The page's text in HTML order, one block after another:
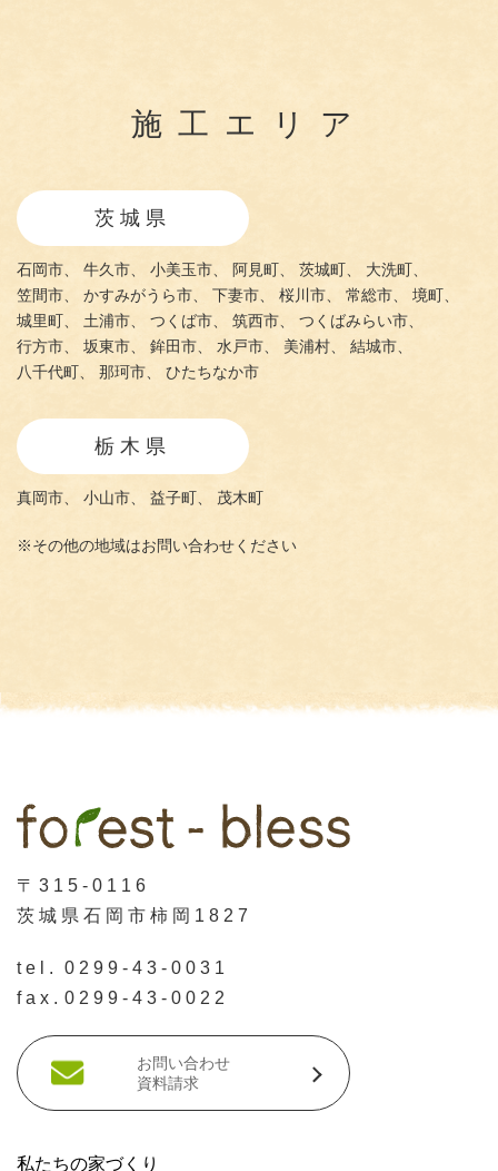
施工エリア
茨城県
石岡市、 牛久市、 小美玉市、 阿見町、 茨城町、
大洗町、
笠間市、
かすみがうら市、 下妻市、 桜川市、 常総市、
境町、
城里町、
土浦市、 つくば市、 筑西市、
つくばみらい市、
行方市、
坂東市、 鉾田市、 水戸市、 美浦村、
結城市、
八千代町、
那珂市、 ひたちなか市
栃木県
真岡市、 小山市、 益子町、 茂木町
※その他の地域はお問い合わせください
〒315-0116
茨城県石岡市柿岡1827
tel.
0299-43-0031
fax. 0299-43-0022
お問い合わせ
資料請求
私たちの家づくり